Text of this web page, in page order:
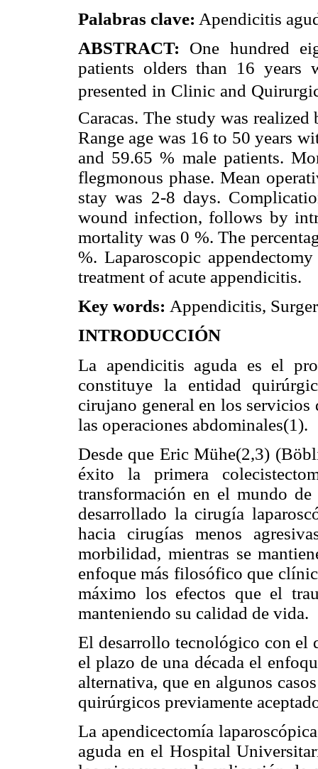
Palabras clave: Apendicitis
ABSTRACT: One hundred
patients olders than 16 years
presented in Clinic and
Caracas. The study was
Range age was 16 to 50 years
and 59.65 % male patients.
flegmonous phase. Mean
stay was 2-8 days.
wound infection, follows by
mortality was 0 %. The
%. Laparoscopic
treatment of acute appendicitis.
Key words: Appendicitis,
INTRODUCCIÓN
La apendicitis aguda es el
constituye la entidad
cirujano general en los servicios
las operaciones abdominales(1).
Desde que Eric Mühe(2,3)
éxito la primera
transformación en el mundo
desarrollado la cirugía
hacia cirugías menos
morbilidad, mientras se
enfoque más filosófico que
máximo los efectos que el
manteniendo su calidad de vida.
El desarrollo tecnológico con el
el plazo de una década el
alternativa, que en algunos
quirúrgicos previamente
La apendicectomía
aguda en el Hospital